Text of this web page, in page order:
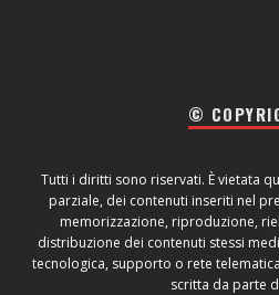
©
Tutti i diritti sono riservati. È vietata
parziale, dei contenuti inseriti nel
memorizzazione, riproduzione,
distribuzione dei contenuti stessi
tecnologica, supporto o rete
scritta da parte